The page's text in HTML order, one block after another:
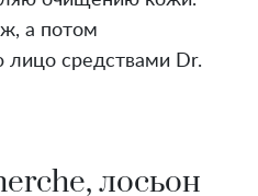
а потом
средствами Dr.
лосьон